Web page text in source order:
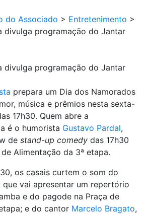
do Associado > Entretenimento >
divulga programação do Jantar
divulga programação do Jantar
prepara um Dia dos Namorados
música e prêmios nesta sexta-
17h30. Quem abre a
é o humorista Gustavo Pardal,
de stand-up comedy das 17h30
Alimentação da 3ª etapa.
os casais curtem o som do
que vai apresentar um repertório
e do pagode na Praça de
e do cantor Marcelo Bragato,